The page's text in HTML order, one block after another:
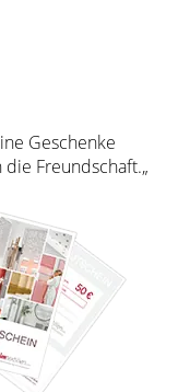
Geschenke
die Freundschaft.„